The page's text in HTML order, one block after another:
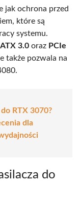
jak ochrona przed
które są
systemu.
ATX 3.0 oraz PCIe
także pozwala na
RTX 3070?
dla
do